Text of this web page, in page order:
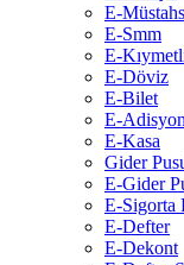
E-
E-Smm
E-
E-Döviz
E-Bilet
E-Adisyon
E-Kasa
Gider
E-Gider
E-Sigorta
E-Defter
E-Dekont